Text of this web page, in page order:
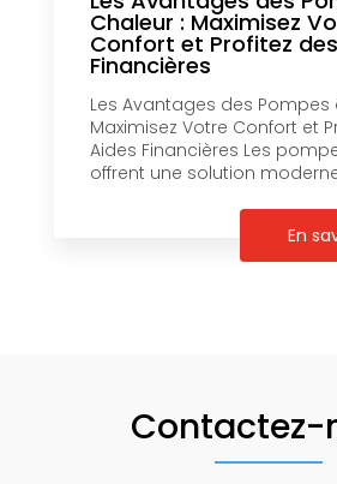
Chaleur : Maximisez
Confort et Profitez
Financières
Les Avantages des Pompes
Maximisez Votre Confort et
Aides Financières Les
offrent une solution
En
Contactez-